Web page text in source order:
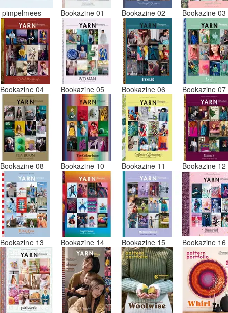
pimpelmees Bookazine 01 Bookazine 02 Bookazine 03
Bookazine 04 Bookazine 05 Bookazine 06 Bookazine 07
Bookazine 08 Bookazine 10 Bookazine 11 Bookazine 12
Bookazine 13 Bookazine 14 Bookazine 15 Bookazine 16